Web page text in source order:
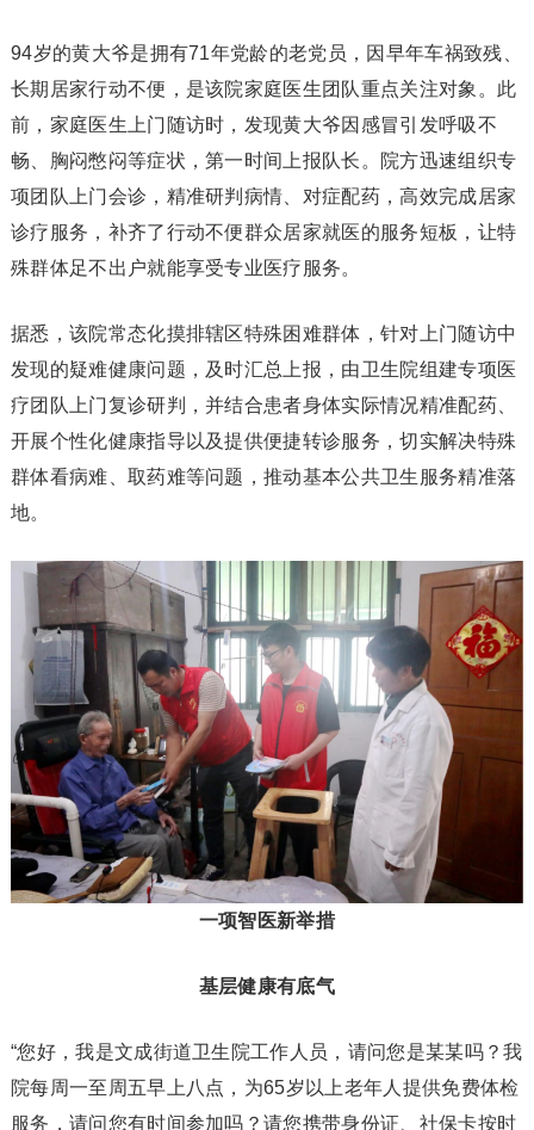
94岁的黄大爷是拥有71年党龄的老党员，因早年车祸致残、
长期居家行动不便，是该院家庭医生团队重点关注对象。此
前，家庭医生上门随访时，发现黄大爷因感冒引发呼吸不
畅、胸闷憋闷等症状，第一时间上报队长。院方迅速组织专
项团队上门会诊，精准研判病情、对症配药，高效完成居家
诊疗服务，补齐了行动不便群众居家就医的服务短板，让特
殊群体足不出户就能享受专业医疗服务。
据悉，该院常态化摸排辖区特殊困难群体，针对上门随访中
发现的疑难健康问题，及时汇总上报，由卫生院组建专项医
疗团队上门复诊研判，并结合患者身体实际情况精准配药、
开展个性化健康指导以及提供便捷转诊服务，切实解决特殊
群体看病难、取药难等问题，推动基本公共卫生服务精准落
地。
一项智医新举措
基层健康有底气
“您好，我是文成街道卫生院工作人员，请问您是某某吗？我
院每周一至周五早上八点，为65岁以上老年人提供免费体检
服务，请问您有时间参加吗？请您携带身份证、社保卡按时